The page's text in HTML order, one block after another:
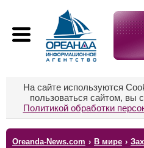
На сайте используются
пользоваться сайтом, вы
Политикой обработки
Oreanda-News.com › В мире ›